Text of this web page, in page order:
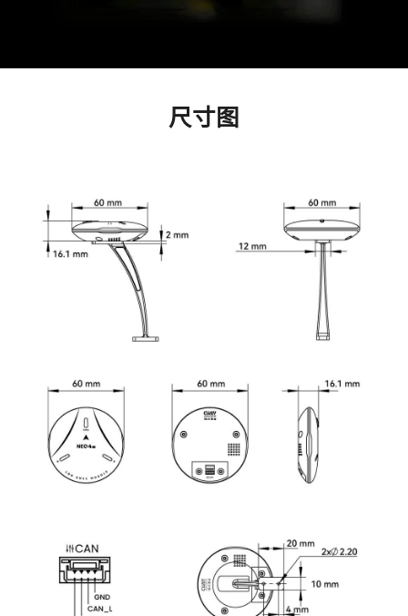
尺寸图